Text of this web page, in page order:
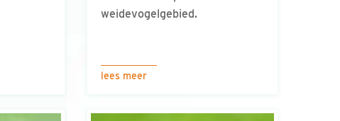
weidevogelgebied.
lees meer